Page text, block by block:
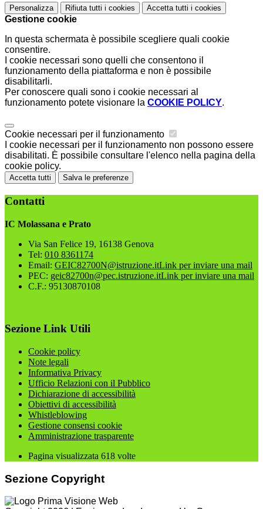
Personalizza Rifiuta tutti i cookies Accetta tutti i cookies
Gestione cookie
In questa schermata è possibile scegliere quali cookie
consentire.
I cookie necessari sono quelli che consentono il
funzionamento della piattaforma e non è possibile
disabilitarli.
Per conoscere quali sono i cookie necessari al
funzionamento potete visionare la COOKIE POLICY.
Cookie necessari per il funzionamento
I cookie necessari per il funzionamento non possono essere
disabilitati. È possibile consultare l'elenco nella pagina della
cookie policy.
Accetta tutti Salva le preferenze
Contatti
IC Molassana e Prato
Via San Felice 19, 16138 Genova
Tel: 010 8361174
Email: GEIC82700N@istruzione.itLink per inviare una mail
PEC: geic82700n@pec.istruzione.itLink per inviare una mail
C.F.: 95130870108
Sezione Link Utili
Cookie policy
Note legali
Informativa Privacy
Ufficio Relazioni con il Pubblico
Dichiarazione di accessibilità
Obiettivi di accessibilità
Whistleblowing
Gestione consensi cookie
Amministrazione trasparente
Pagina visualizzata 618 volte
Sezione Copyright